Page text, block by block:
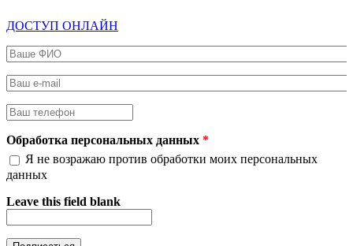
ДОСТУП ОНЛАЙН
Ваше ФИО
Ваш e-mail
Ваш телефон
Обработка персональных данных *
Я не возражаю против обработки моих персональных
данных
Leave this field blank